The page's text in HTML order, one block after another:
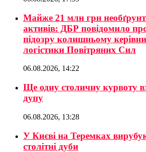
Майже 21 млн грн
активів: ДБР повідомило
підозру колишньому
логістики Повітряних Сил
06.08.2026, 14:22
Ще одну столичну курвоту
дупу
06.08.2026, 13:28
У Києві на Теремках
столітні дуби